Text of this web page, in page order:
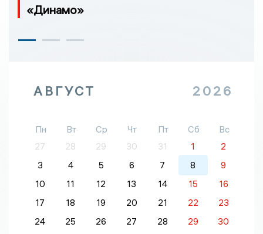
«Динамо»
АВГУСТ 2026
Пн Вт Ср Чт Пт Сб
Вс
27
28 29 30 31 1
2
3
4 5 6 7 8
9
10
11 12 13 14 15
16
17
18 19 20 21 22
23
24
25 26 27 28 29
30